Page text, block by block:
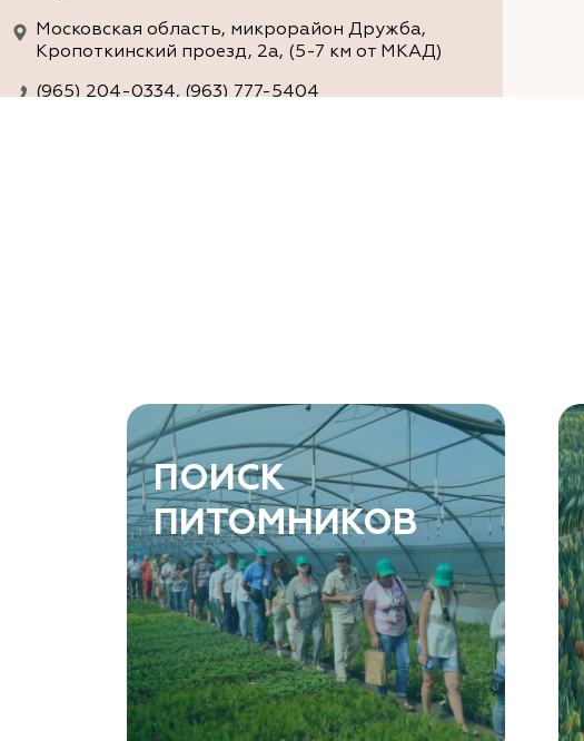
Московская область, микрорайон Дружба,
Кропоткинский проезд, 2а, (5-7 км от МКАД)
(965) 204-0334, (963) 777-5404
ArtGreen (питомник декоративных
растений, АртГрин)
Ростовская область, Ростов-на-Дону,
Левобережная ул, дом № 37
8 966 206 7222
www.art-green.ru
Garden Group, ООО «Девелопмент Груп»
ПОИСК
ПИТОМНИКОВ